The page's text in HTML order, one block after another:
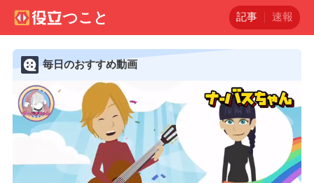
記事 速報
毎日のおすすめ動画